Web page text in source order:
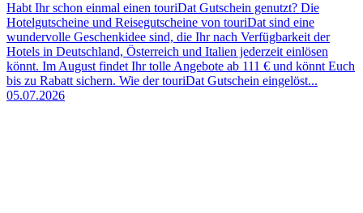
Habt Ihr schon einmal einen touriDat Gutschein genutzt? Die
Hotelgutscheine und Reisegutscheine von touriDat sind eine
wundervolle Geschenkidee sind, die Ihr nach Verfügbarkeit der
Hotels in Deutschland, Österreich und Italien jederzeit einlösen
könnt. Im August findet Ihr tolle Angebote ab 111 € und könnt Euch
bis zu Rabatt sichern. Wie der touriDat Gutschein eingelöst...
05.07.2026